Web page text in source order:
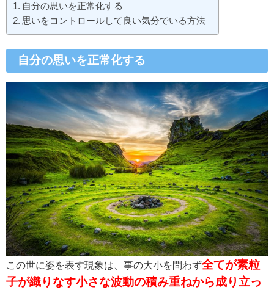
自分の思いを正常化する
思いをコントロールして良い気分でいる方法
自分の思いを正常化する
この世に姿を表す現象は、事の大小を問わず全てが素粒
子が織りなす小さな波動の積み重ねから成り立っ